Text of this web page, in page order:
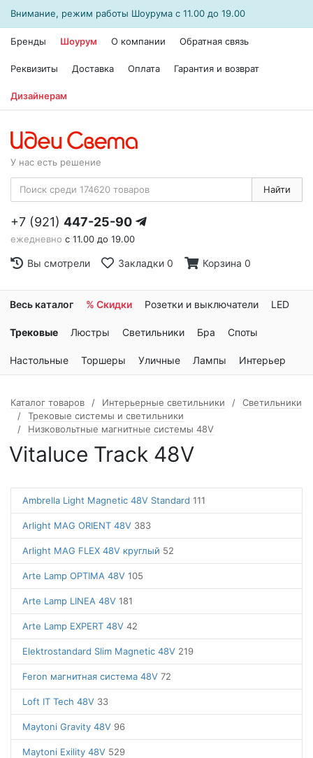
Внимание, режим работы Шоурума с 11.00 до 19.00
Бренды Шоурум О компании Обратная связь
Реквизиты Доставка Оплата Гарантия и возврат
Дизайнерам
У нас есть решение
Найти
+7 (921) 447-25-90
ежедневно с 11.00 до 19.00
Вы смотрели Закладки 0 Корзина 0
Весь каталог % Скидки Розетки и выключатели LED
Трековые Люстры Светильники Бра Споты
Настольные Торшеры Уличные Лампы Интерьер
Каталог товаров Интерьерные светильники
Светильники
Трековые системы и светильники
Низковольтные магнитные системы 48V
Vitaluce Track 48V
Ambrella Light Magnetic 48V Standard 111
Arlight MAG ORIENT 48V 383
Arlight MAG FLEX 48V круглый 52
Arte Lamp OPTIMA 48V 105
Arte Lamp LINEA 48V 181
Arte Lamp EXPERT 48V 42
Elektrostandard Slim Magnetic 48V 219
Feron магнитная система 48V 72
Loft IT Tech 48V 33
Maytoni Gravity 48V 96
Maytoni Exility 48V 529